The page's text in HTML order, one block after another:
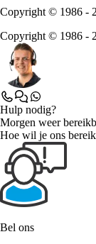
Copyright © 1986 -
Copyright © 1986 -
Hulp nodig?
Morgen weer
Hoe wil je ons
Bel ons